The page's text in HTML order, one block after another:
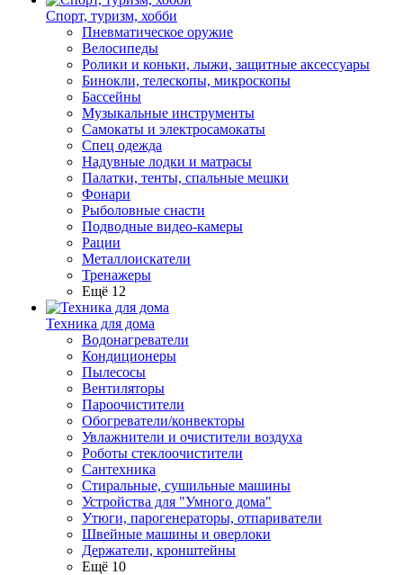
Спорт, туризм, хобби
Пневматическое оружие
Велосипеды
Ролики и коньки, лыжи, защитные аксессуары
Бинокли, телескопы, микроскопы
Бассейны
Музыкальные инструменты
Самокаты и электросамокаты
Спец одежда
Надувные лодки и матрасы
Палатки, тенты, спальные мешки
Фонари
Рыболовные снасти
Подводные видео-камеры
Рации
Металлоискатели
Тренажеры
Ещё 12
Техника для дома
Водонагреватели
Кондиционеры
Пылесосы
Вентиляторы
Пароочистители
Обогреватели/конвекторы
Увлажнители и очистители воздуха
Роботы стеклоочистители
Сантехника
Стиральные, сушильные машины
Устройства для "Умного дома"
Утюги, парогенераторы, отпариватели
Швейные машины и оверлоки
Держатели, кронштейны
Ещё 10